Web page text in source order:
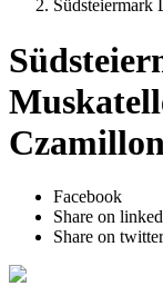
Facebook
Share on
Share on twitter